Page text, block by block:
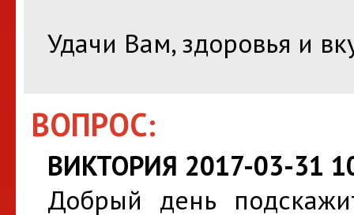
Удачи Вам, здоровья и
ВОПРОС:
ВИКТОРИЯ 2017-03-31
Добрый день